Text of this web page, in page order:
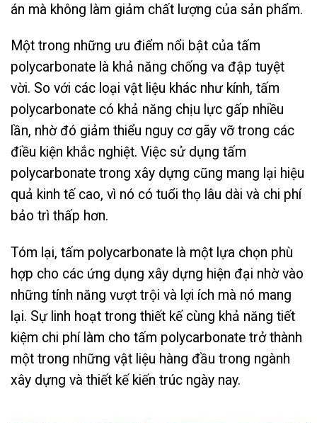
án mà không làm giảm chất lượng của sản phẩm.
Một trong những ưu điểm nổi bật của tấm
polycarbonate là khả năng chống va đập tuyệt
vời. So với các loại vật liệu khác như kính, tấm
polycarbonate có khả năng chịu lực gấp nhiều
lần, nhờ đó giảm thiểu nguy cơ gãy vỡ trong các
điều kiện khắc nghiệt. Việc sử dụng tấm
polycarbonate trong xây dựng cũng mang lại hiệu
quả kinh tế cao, vì nó có tuổi thọ lâu dài và chi phí
bảo trì thấp hơn.
Tóm lại, tấm polycarbonate là một lựa chọn phù
hợp cho các ứng dụng xây dựng hiện đại nhờ vào
những tính năng vượt trội và lợi ích mà nó mang
lại. Sự linh hoạt trong thiết kế cùng khả năng tiết
kiệm chi phí làm cho tấm polycarbonate trở thành
một trong những vật liệu hàng đầu trong ngành
xây dựng và thiết kế kiến trúc ngày nay.